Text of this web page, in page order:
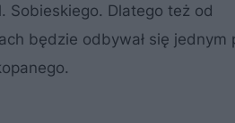
Sobieskiego. Dlatego też od
będzie odbywał się jednym